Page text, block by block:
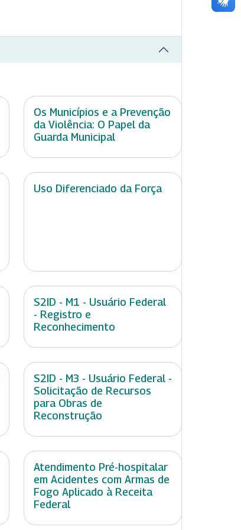
Os Municípios e a Prevenção
da Violência: O Papel da
Guarda Municipal
Uso Diferenciado da Força
S2ID - M1 - Usuário Federal
- Registro e
Reconhecimento
S2ID - M3 - Usuário Federal -
Solicitação de Recursos
para Obras de
Reconstrução
Atendimento Pré-hospitalar
em Acidentes com Armas de
Fogo Aplicado à Receita
Federal